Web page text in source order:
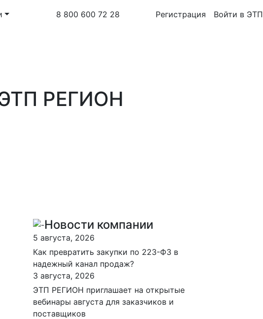
8 800 600 72 28 Регистрация Войти в ЭТП
ЭТП РЕГИОН
Новости компании
5 августа, 2026
Как превратить закупки по 223-ФЗ в
надежный канал продаж?
3 августа, 2026
ЭТП РЕГИОН приглашает на открытые
вебинары августа для заказчиков и
поставщиков